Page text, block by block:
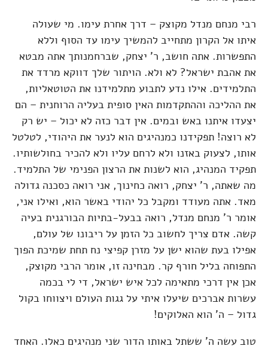
רבי מנחם מנדל מקוצק – דרך אחרת עימו. מי שעולה
איתו אל הקרון מתחייב להמשיך עימו עד הסוף וללא
התפשרות. אתה חושב, ר' יצחק, שברחמנותך אתה מבטא
את אהבת ישראל? לא ולא. הויתור שלך דווקא מרדד את
התלמידים. אילו נדע לתבוע מתלמידנו את הטוטאליות,
את ההליכה וההתקדמות האין סופית בעליה הרוחנית – הם
יצעדו איתנו באש ובמים. אין דבר כזה לא יכול – יש רק
לא רוצה! תפקידנו כמנהיגים הוא לנער את היהודי, לטלטל
אותו, לצעוק באזנו ולא לרחם עליו ולא להכיר בחולשותיו.
תפקיד המנהיג, הוא לשנות את הרצון הפנימי של התלמיד.
מה שאתה, ר' יצחק, רואה כחינוך, אני רואה כסכנה גדולה
מאד. אתה מעודד ומקבל כל יהודי באשר הוא, ואילו אני,
אומר ר' מנחם מנדל, רואה בבעל-בתיות הבורגנית בעיה
קשה. אדם צריך לחשוב כל הזמן על ריבונו של עולם,
אפילו בעת שהוא ישן על מזרן קפיצי נח תחת שמיכת הפוך
התפוחה בליל חורף קר. מבחינה זו, אומר הרבי מקוצק,
אכן אין דרכי מתאימה לכל איש ישראל, די לי בכמה
עשרות אברכים שיעלו איתי על גגות העולם ויצווחו בקול
גדול – ה' הוא האלוקים!
טוב עשה ה' ששתל באותו הדור שני מנהיגים כאלו. האחד